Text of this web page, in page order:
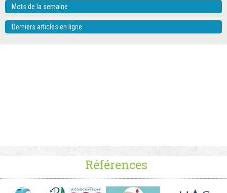
Mots de la semaine
Derniers articles en ligne
Références